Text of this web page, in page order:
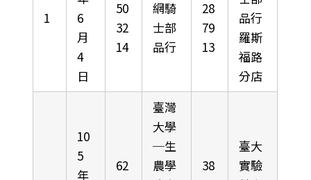
1
6
月
4
日
50
32
14
網騎
士部
品行
28
79
13
品行
羅斯
福路
分店
10
5
年
62
臺灣
大學
─生
農學
38
臺大
實驗